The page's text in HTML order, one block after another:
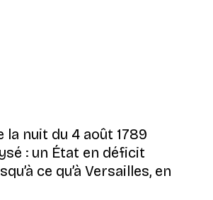
nuit du 4 août 1789
: un État en déficit
ce qu’à Versailles, en